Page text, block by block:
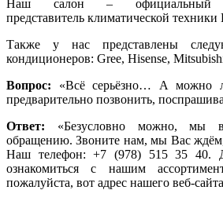
Наш салон – официальный
представитель климатической техники
Также у нас представлены
кондиционеров: Gree, Hisense,
Вопрос: «Всё серьёзно… А можно
предварительно позвонить,
Ответ: «Безусловно можно, мы
обращению. Звоните нам, мы Вас
Наш телефон: +7 (978) 515 35 40.
ознакомиться с нашим
пожалуйста, вот адрес нашего веб-